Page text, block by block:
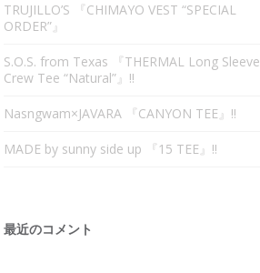
TRUJILLO’S 『CHIMAYO VEST “SPECIAL
ORDER”』
S.O.S. from Texas 『THERMAL Long Sleeve
Crew Tee “Natural”』‼︎
Nasngwam×JAVARA 『CANYON TEE』‼︎
MADE by sunny side up 『15 TEE』‼︎
最近のコメント